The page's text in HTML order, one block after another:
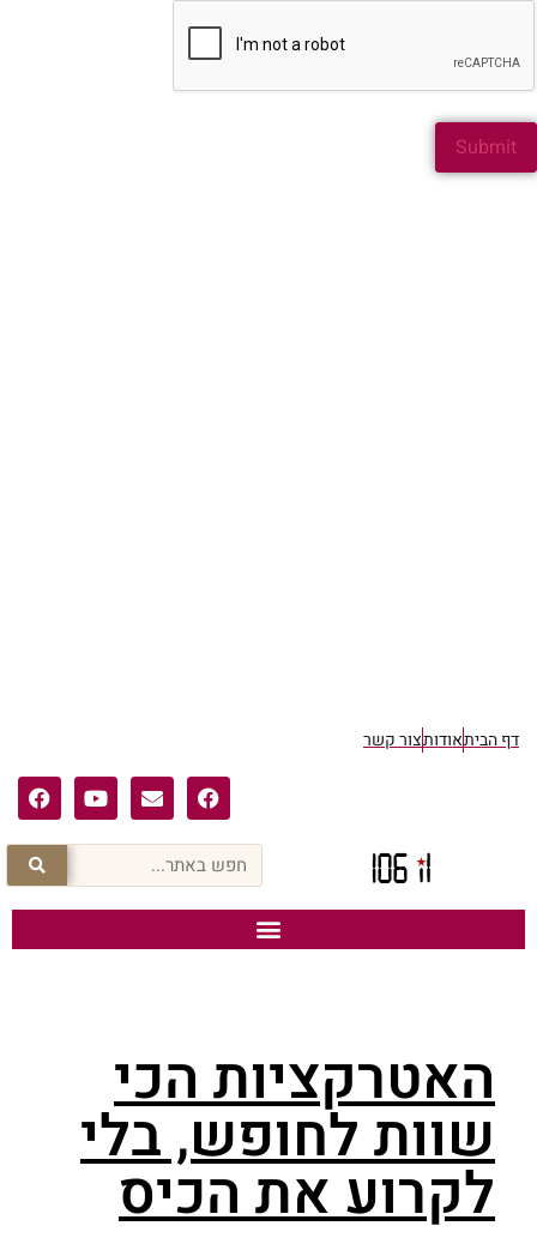
דף הביתאודותצור קשר
האטרקציות הכי
שוות לחופש, בלי
לקרוע את הכיס